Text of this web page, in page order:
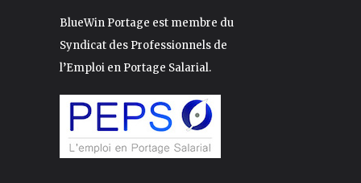
BlueWin Portage est membre du
Syndicat des Professionnels de
l’Emploi en Portage Salarial.